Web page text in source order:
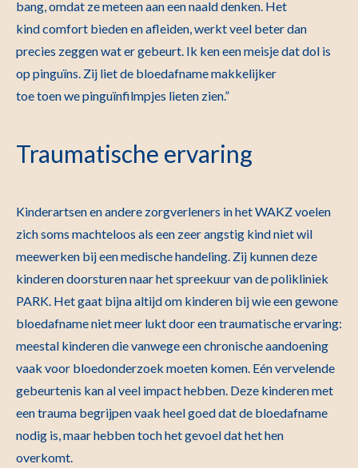
bang, omdat ze meteen aan een naald denken. Het
kind comfort bieden en afleiden, werkt veel beter dan
precies zeggen wat er gebeurt. Ik ken een meisje dat dol is
op pinguïns. Zij liet de bloedafname makkelijker
toe toen we pinguïnfilmpjes lieten zien.”
Traumatische ervaring
Kinderartsen en andere zorgverleners in het WAKZ voelen
zich soms machteloos als een zeer angstig kind niet wil
meewerken bij een medische handeling. Zij kunnen deze
kinderen doorsturen naar het spreekuur van de polikliniek
PARK. Het gaat bijna altijd om kinderen bij wie een gewone
bloedafname niet meer lukt door een traumatische ervaring:
meestal kinderen die vanwege een chronische aandoening
vaak voor bloedonderzoek moeten komen. Eén vervelende
gebeurtenis kan al veel impact hebben. Deze kinderen met
een trauma begrijpen vaak heel goed dat de bloedafname
nodig is, maar hebben toch het gevoel dat het hen
overkomt.